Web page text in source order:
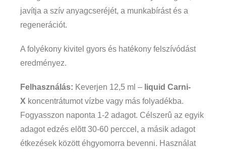
javítja a szív anyagcseréjét, a munkabírást és a
regenerációt.
A folyékony kivitel gyors és hatékony felszívódást
eredményez.
Felhasználás: Keverjen 12,5 ml – liquid Carni-
X koncentrátumot vízbe vagy más folyadékba.
Fogyasszon naponta 1-2 adagot. Célszerû az egyik
adagot edzés elõtt 30-60 perccel, a másik adagot
étkezések között éhgyomorra bevenni. Használat